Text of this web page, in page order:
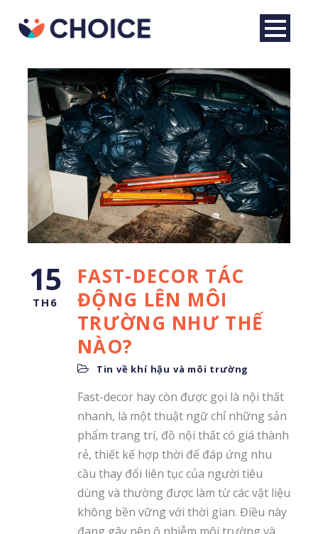
15
TH6
FAST-DECOR TÁC
ĐỘNG LÊN MÔI
TRƯỜNG NHƯ THẾ
NÀO?
Tin về khí hậu và môi trường
Fast-decor hay còn được gọi là nội thất
nhanh, là một thuật ngữ chỉ những sản
phẩm trang trí, đồ nội thất có giá thành
rẻ, thiết kế hợp thời để đáp ứng nhu
cầu thay đổi liên tục của người tiêu
dùng và thường được làm từ các vật liệu
không bền vững với thời gian. Điều này